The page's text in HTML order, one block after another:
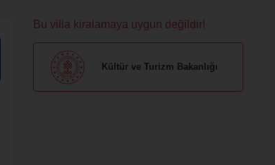
Bu villa kiralamaya uygun değildir!
Kültür ve Turizm Bakanlığı